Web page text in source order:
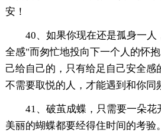
安！
40、如果你现在还是孤身一
全感"而匆忙地投向下一个人的怀
己给自己的，只有给足自己安全感
不需要取悦的人，才能遇到和你同
41、破茧成蝶，只需要一朵花
美丽的蝴蝶都要经得住时间的考验